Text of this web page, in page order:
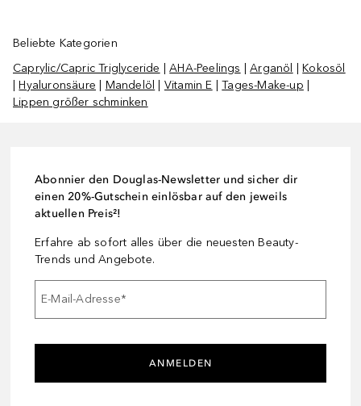
Beliebte Kategorien
Caprylic/Capric Triglyceride |AHA-Peelings |Arganöl |Kokosöl
|Hyaluronsäure Mandelöl Vitamin E |Tages-Make-up
Lippen größer schminken
Abonnier den Douglas-Newsletter und sicher dir
einen 20%-Gutschein einlösbar auf den jeweils
aktuellen Preis²!
Erfahre ab sofort alles über die neuesten Beauty-
Trends und Angebote.
E-Mail-Adresse*
ANMELDEN